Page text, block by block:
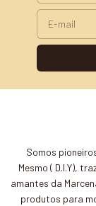
Somos
Mesmo ( D.I.Y),
amantes da
produtos para